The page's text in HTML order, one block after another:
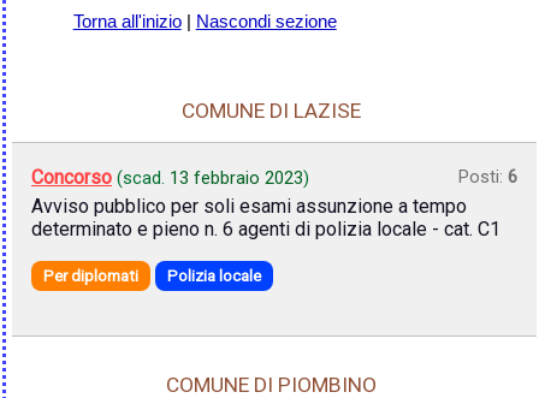
Torna all'inizio| Nascondi sezione
COMUNE DI LAZISE
Concorso (scad. 13 febbraio 2023) Posti: 6
Avviso pubblico per soli esami assunzione a tempo
determinato e pieno n. 6 agenti di polizia locale - cat. C1
Per diplomati Polizia locale
COMUNE DI PIOMBINO